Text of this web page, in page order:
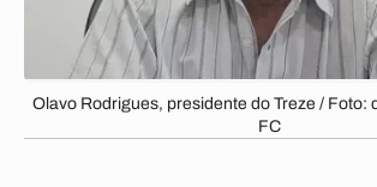
Olavo Rodrigues, presidente do Treze / Foto:
FC